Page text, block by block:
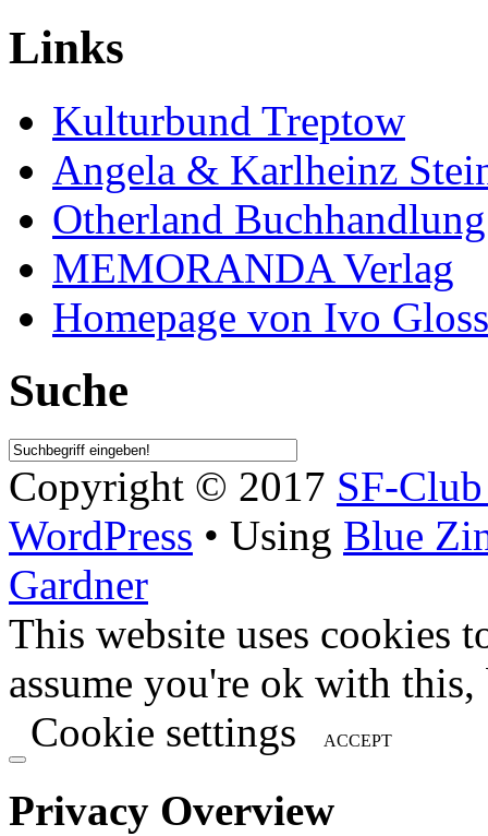
Links
Kulturbund Treptow
Angela & Karlheinz
Otherland
MEMORANDA Verlag
Homepage von Ivo Gloss
Suche
Copyright © 2017 SF-
WordPress • Using Blue
Gardner
This website uses cookies
assume you're ok with
Cookie settings
ACCEPT
Privacy Overview